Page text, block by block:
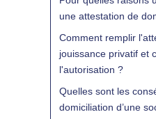
une attestation de
Comment remplir
jouissance privatif et
l'autorisation ?
Quelles sont les
domiciliation d’une